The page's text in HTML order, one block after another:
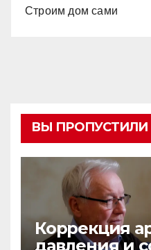
Строим дом сами
ВЫ ПРОПУСТИЛИ
Коррекция
давления и